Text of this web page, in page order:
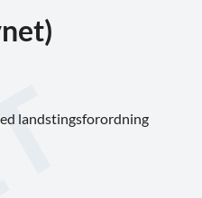
landstingsforordning